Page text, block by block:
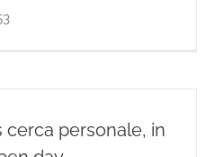
cerca personale, in